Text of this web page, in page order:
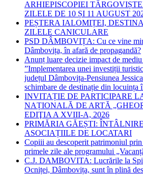
ARHIEPISCOPIEI
ZILELE DE 10 ȘI 11 AUGUST
PEȘTERA IALOMIȚEI,
ZILELE CANICULARE
PSD DÂMBOVIȚA: Cu ce vine
Dâmbovița, în afară de propagandă?
Anunț luare decizie impact de
”Implementarea unei investiții
județul Dâmbovița-Pensiunea
schimbare de destinație din locuința
INVITAȚIE DE PARTICIPARE
NAȚIONALĂ DE ARTĂ
EDIŢIA A XVIII-A, 2026
PRIMĂRIA GĂEȘTI:
ASOCIAȚIILE DE LOCATARI
Copiii au descoperit patrimoniul
primele zile ale programului
C.J. DAMBOVITA: Lucrările la
Ocniței, Dâmbovița, sunt în plină